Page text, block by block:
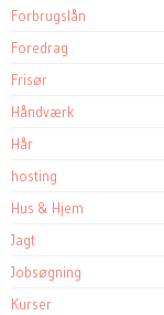
Forbrugslån
Foredrag
Frisør
Håndværk
Hår
hosting
Hus & Hjem
Jagt
Jobsøgning
Kurser